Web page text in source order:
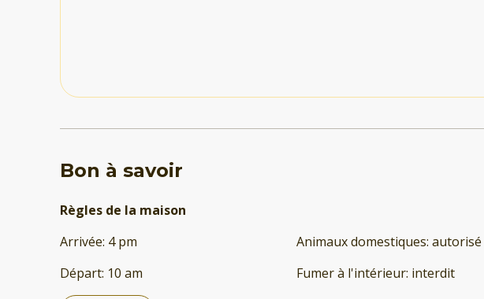
Bon à savoir
Règles de la maison
Arrivée: 4 pm
Départ: 10 am
Animaux domestiques: autorisé
Fumer à l'intérieur: interdit